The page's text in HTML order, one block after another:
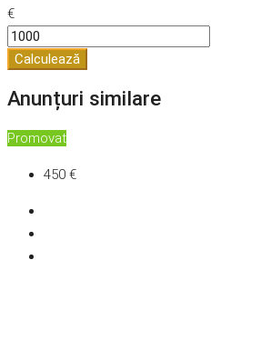
€
Calculează
Anunțuri similare
Promovat
450 €